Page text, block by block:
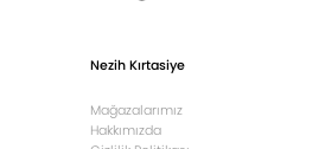
Nezih Kırtasiye
Mağazalarımız
Hakkımızda